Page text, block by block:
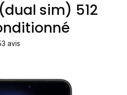
sim) 512
avis